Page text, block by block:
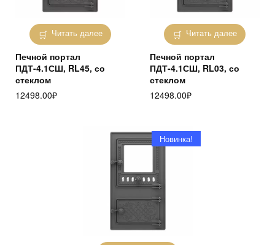
Читать далее
Печной портал
ПДТ-4.1СШ, RL45, со
стеклом
12498.00₽
Читать далее
Печной портал
ПДТ-4.1СШ, RL03, со
стеклом
12498.00₽
Новинка!